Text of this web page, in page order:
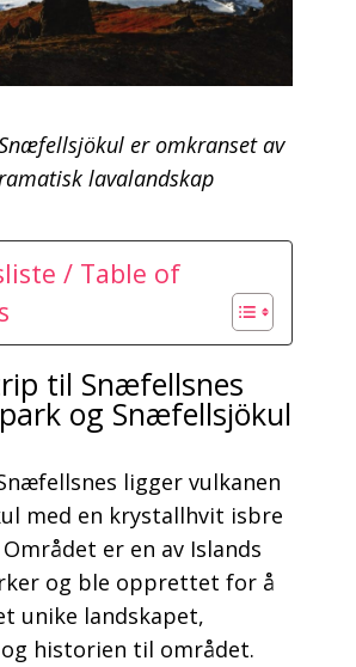
er omkranset av
lavalandskap
/ Table of
til Snæfellsnes
og Snæfellsjökul
ligger vulkanen
med en krystallhvit isbre
er en av Islands
og ble opprettet for å
unike landskapet,
historien til området.